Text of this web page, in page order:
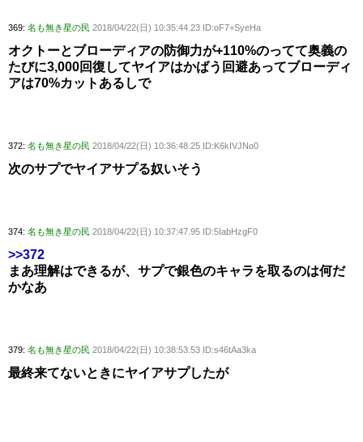
369: 名も無き星の民 2018/04/22(日) 10:35:44.23 ID:oF7+SyeHa
オクトーとブローディアの防御力が+110%のってて奥義の
たびに3,000回復してヤイアはかばう回避あってブローディ
アは70%カットあるしで
372: 名も無き星の民 2018/04/22(日) 10:36:48.25 ID:K6kIVJNo0
次のサプでヤイアサプる奴いそう
374: 名も無き星の民 2018/04/22(日) 10:37:47.95 ID:5IabHzgF0
>>372
まあ理解はできるが、サプで銀色のキャラを取るのは何だ
かなあ
379: 名も無き星の民 2018/04/22(日) 10:38:53.53 ID:s46tAa3ka
最終来てないときにヤイアサプしたが